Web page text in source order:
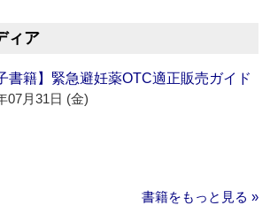
ィア
書籍】緊急避妊薬OTC適正販売ガイド
07月31日 (金)
書籍をもっと見る »